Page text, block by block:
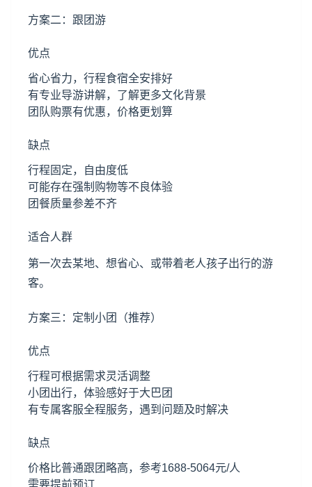
方案二：跟团游
优点
省心省力，行程食宿全安排好
有专业导游讲解，了解更多文化背景
团队购票有优惠，价格更划算
缺点
行程固定，自由度低
可能存在强制购物等不良体验
团餐质量参差不齐
适合人群
第一次去某地、想省心、或带着老人孩子出行的游
客。
方案三：定制小团（推荐）
优点
行程可根据需求灵活调整
小团出行，体验感好于大巴团
有专属客服全程服务，遇到问题及时解决
缺点
价格比普通跟团略高，参考1688-5064元/人
需要提前预订